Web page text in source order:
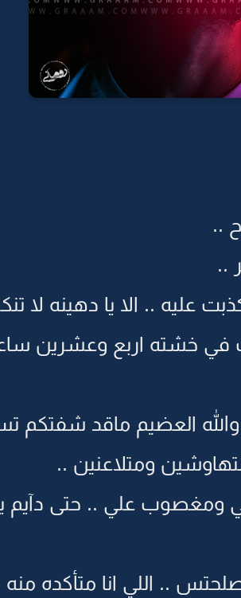
..
..
عليه .. الا يا دهينه لا
خشته اربع وعشرين
العضيم ماقد شفتكم
ومتلاعنين ..
ومغصوب علي .. حتى دآيم
.. اللي انا متأكده